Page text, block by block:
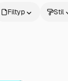
Filtyp Stil